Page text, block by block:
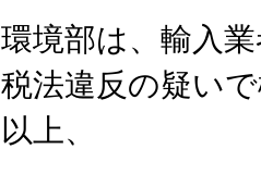
環境部は、輸入
税法違反の疑い
以上、